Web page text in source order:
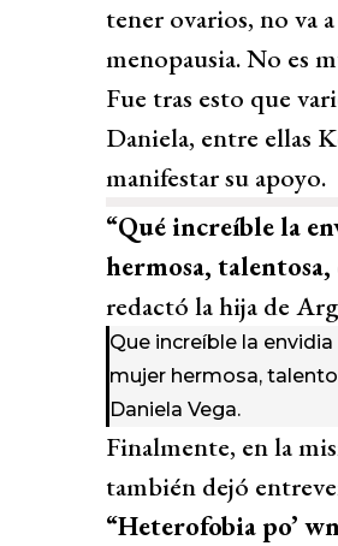
tener ovarios, no va
menopausia. No es
Fue tras esto que
Daniela, entre ellas
manifestar su apoyo.
“Qué increíble la
hermosa,
redactó la hija de
Que increíble la
mujer hermosa,
Daniela Vega.
Finalmente, en la
también dejó
“Heterofobia po’